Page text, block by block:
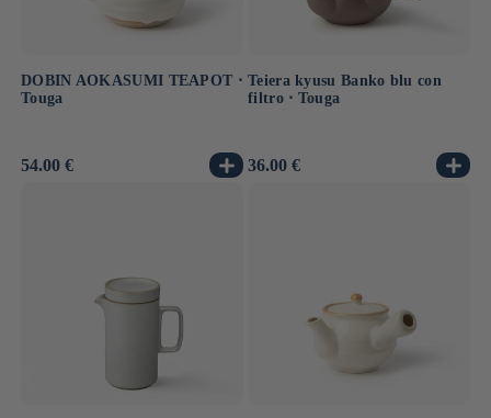
DOBIN AOKASUMI TEAPOT ⋅
Touga
Prezzo
54.00 €
Teiera kyusu Banko blu con
filtro ⋅ Touga
Prezzo
36.00 €